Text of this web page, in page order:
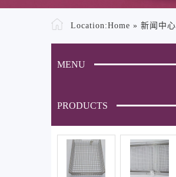
Location:Home » 新闻中心
MENU
PRODUCTS